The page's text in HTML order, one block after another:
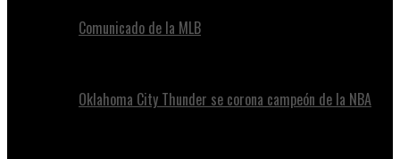
Comunicado de la MLB
Oklahoma City Thunder se corona campeón de la NBA